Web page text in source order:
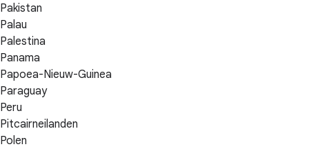
Pakistan
Palau
Palestina
Panama
Papoea-Nieuw-Guinea
Paraguay
Peru
Pitcairneilanden
Polen